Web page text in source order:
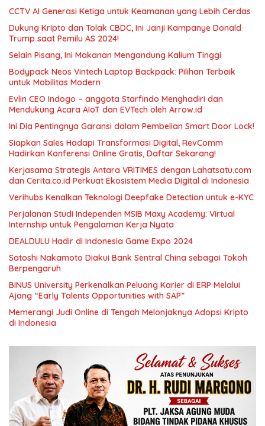
CCTV AI Generasi Ketiga untuk Keamanan yang Lebih Cerdas
Dukung Kripto dan Tolak CBDC, Ini Janji Kampanye Donald
Trump saat Pemilu AS 2024!
Selain Pisang, Ini Makanan Mengandung Kalium Tinggi
Bodypack Neos Vintech Laptop Backpack: Pilihan Terbaik
untuk Mobilitas Modern
Evlin CEO Indogo – anggota Starfindo Menghadiri dan
Mendukung Acara AIoT dan EVTech oleh Arrow.id
Ini Dia Pentingnya Garansi dalam Pembelian Smart Door Lock!
Siapkan Sales Hadapi Transformasi Digital, RevComm
Hadirkan Konferensi Online Gratis, Daftar Sekarang!
Kerjasama Strategis Antara VRITIMES dengan Lahatsatu.com
dan Cerita.co.id Perkuat Ekosistem Media Digital di Indonesia
Verihubs Kenalkan Teknologi Deepfake Detection untuk e-KYC
Perjalanan Studi Independen MSIB Maxy Academy: Virtual
Internship untuk Pengalaman Kerja Nyata
DEALDULU Hadir di Indonesia Game Expo 2024
Satoshi Nakamoto Diakui Bank Sentral China sebagai Tokoh
Berpengaruh
BINUS University Perkenalkan Peluang Karier di ERP Melalui
Ajang “Early Talents Opportunities with SAP”
Memerangi Judi Online di Tengah Melonjaknya Adopsi Kripto
di Indonesia